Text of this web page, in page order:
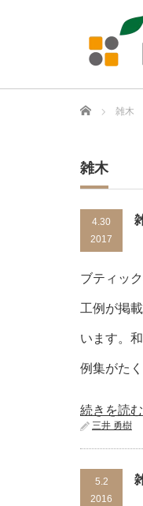
Home 雑木
雑木
4.30
2017
ブティッ
工例が掲
います。
例集がた
続きを読む
三井 勇樹
5.2
2016